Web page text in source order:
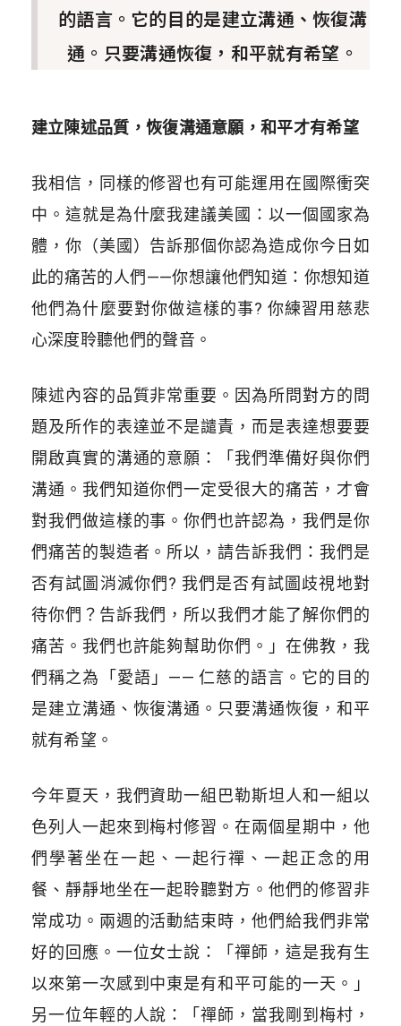
的語言。它的目的是建立溝通、恢復溝
通。只要溝通恢復，和平就有希望。
建立陳述品質，恢復溝通意願，和平才有希望
我相信，同樣的修習也有可能運用在國際衝突
中。這就是為什麼我建議美國：以一個國家為
體，你（美國）告訴那個你認為造成你今日如
此的痛苦的人們——你想讓他們知道：你想知道
他們為什麼要對你做這樣的事? 你練習用慈悲
心深度聆聽他們的聲音。
陳述內容的品質非常重要。因為所問對方的問
題及所作的表達並不是譴責，而是表達想要要
開啟真實的溝通的意願：「我們準備好與你們
溝通。我們知道你們一定受很大的痛苦，才會
對我們做這樣的事。你們也許認為，我們是你
們痛苦的製造者。所以，請告訴我們：我們是
否有試圖消滅你們? 我們是否有試圖歧視地對
待你們？告訴我們，所以我們才能了解你們的
痛苦。我們也許能夠幫助你們。」在佛教，我
們稱之為「愛語」—— 仁慈的語言。它的目的
是建立溝通、恢復溝通。只要溝通恢復，和平
就有希望。
今年夏天，我們資助一組巴勒斯坦人和一組以
色列人一起來到梅村修習。在兩個星期中，他
們學著坐在一起、一起行禪、一起正念的用
餐、靜靜地坐在一起聆聽對方。他們的修習非
常成功。兩週的活動結束時，他們給我們非常
好的回應。一位女士說：「禪師，這是我有生
以來第一次感到中東是有和平可能的一天。」
另一位年輕的人說：「禪師，當我剛到梅村，